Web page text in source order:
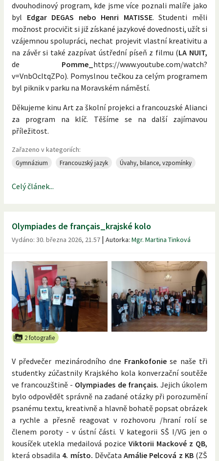
dvouhodinový program, kde jsme více poznali malíře jako
byl Edgar DEGAS nebo Henri MATISSE. Studenti měli
možnost procvičit si již získané jazykové dovednosti, užít si
vzájemnou spolupráci, nechat projevit vlastní kreativitu a
na závěr si také zazpívat ústřední píseň z filmu (LA NUIT,
de Pomme_ https://www.youtube.com/watch?
v=VnbOcItqZPo). Pomyslnou tečkou za celým programem
byl piknik v parku na Moravském náměstí.
Děkujeme kinu Art za školní projekci a francouzské Alianci
za program na klíč. Těšíme se na další zajímavou
příležitost.
Zařazeno v kategoriích:
Gymnázium Francouzský jazyk Úvahy, bilance, vzpomínky
Celý článek...
Olympiades de français_krajské kolo
Vydáno: 30. března 2026, 21.57 | Autorka: Mgr. Martina Tinková
2 fotografie
V předvečer mezinárodního dne Frankofoniese naše tři
studentky zúčastnily Krajského kola konverzační soutěže
ve francouzštině - Olympiades de français. Jejich úkolem
bylo odpovědět správně na zadané otázky při porozumění
psanému textu, kreativně a hlavně bohatě popsat obrázek
a rychle a přesně reagovat v rozhovoru /hraní rolí se
členem poroty - v ústní části. V kategorii SŠ I/VG jen o
kousíček utekla medailová pozice Viktorii Mackové z QB,
která obsadila 4. místo. DěvčataAmálie Pelcová z KB(ZŠ